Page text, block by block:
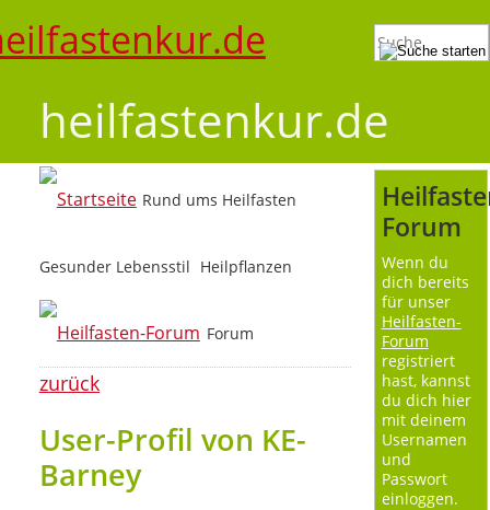
heilfastenkur.de
Forum
Wenn du
dich bereits
für unser
Heilfasten-
Forum
registriert
hast, kannst
du dich hier
mit deinem
Usernamen
und
Passwort
einloggen.
Rund ums Heilfasten
Gesunder Lebensstil Heilpflanzen
Forum
zurück
User-Profil von KE-
Barney